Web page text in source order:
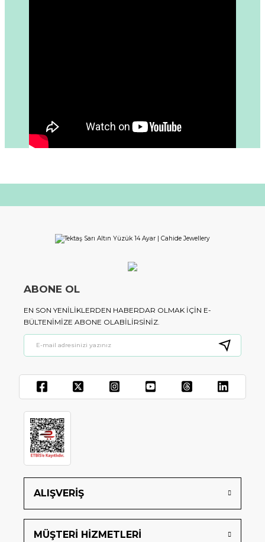
ALIŞVERİŞ
MÜŞTERİ HİZMETLERİ
ABONE OL
EN SON YENILIKLERDEN HABERDAR OLMAK IÇIN E-
BÜLTENIMIZE ABONE OLABILIRSINIZ.